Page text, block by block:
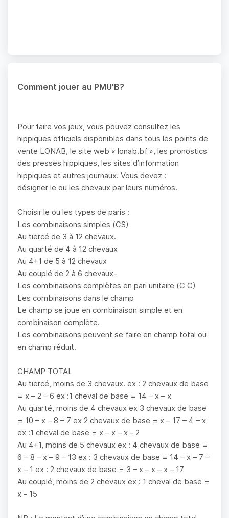
Comment jouer au PMU'B?
Pour faire vos jeux, vous pouvez consultez les
hippiques officiels disponibles dans tous les points de
vente LONAB, le site web « lonab.bf », les pronostics
des presses hippiques, les sites d’information
hippiques et autres journaux. Vous devez :
désigner le ou les chevaux par leurs numéros.
Choisir le ou les types de paris :
Les combinaisons simples (CS)
Au tiercé de 3 à 12 chevaux.
Au quarté de 4 à 12 chevaux
Au 4+1 de 5 à 12 chevaux
Au couplé de 2 à 6 chevaux-
Les combinaisons complètes en pari unitaire (C C)
Les combinaisons dans le champ
Le champ se joue en combinaison simple et en
combinaison complète.
Les combinaisons peuvent se faire en champ total ou
en champ réduit.
CHAMP TOTAL
Au tiercé, moins de 3 chevaux. ex : 2 chevaux de base
= x – 2 – 6 ex :1 cheval de base = 14 – x – x
Au quarté, moins de 4 chevaux ex 3 chevaux de base
= 10 – x – 8 – 7 ex 2 chevaux de base = x – 17 – 4 – x
ex :1 cheval de base = x – x – x - 2
Au 4+1, moins de 5 chevaux ex : 4 chevaux de base =
6 – 8 – x – 9 – 13 ex : 3 chevaux de base = 14 – x – 7 –
x – 1 ex : 2 chevaux de base = 3 – x – x – x – 17
Au couplé, moins de 2 chevaux ex : 1 cheval de base =
x - 15